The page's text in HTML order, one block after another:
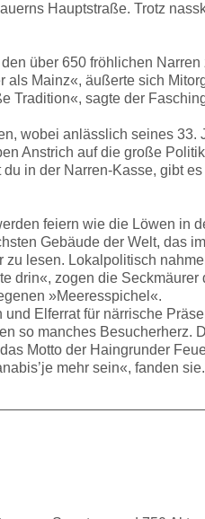
Hauptstraße. Trotz
über 650 fröhlichen
als Mainz«, äußerte sich
Tradition«, sagte der
wobei anlässlich seines
Anstrich auf die große
in der Narren-Kasse, gibt
feiern wie die Löwen in
Gebäude der Welt, das
lesen. Lokalpolitisch
drin«, zogen die
»Meeresspichel«.
Elferrat für närrische
so manches Besucherherz.
Motto der Haingrunder
mehr sein«, fanden sie.